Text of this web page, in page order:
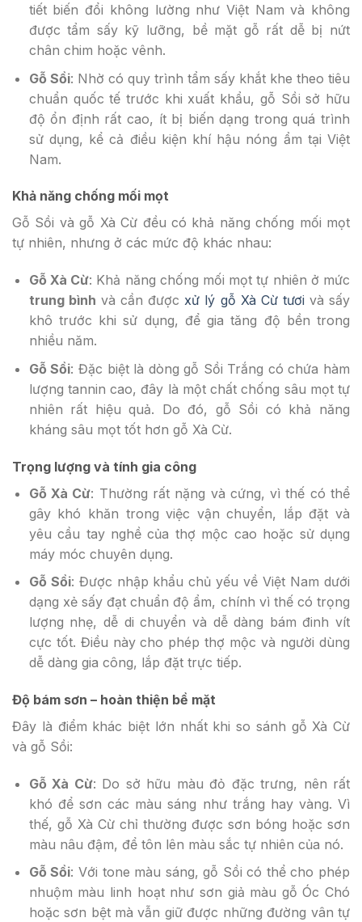
tiết biến đổi không lường như Việt Nam và không
được tẩm sấy kỹ lưỡng, bề mặt gỗ rất dễ bị nứt
chân chim hoặc vênh.
Gỗ Sồi: Nhờ có quy trình tẩm sấy khắt khe theo tiêu
chuẩn quốc tế trước khi xuất khẩu, gỗ Sồi sở hữu
độ ổn định rất cao, ít bị biến dạng trong quá trình
sử dụng, kể cả điều kiện khí hậu nóng ẩm tại Việt
Nam.
Khả năng chống mối mọt
Gỗ Sồi và gỗ Xà Cừ đều có khả năng chống mối mọt
tự nhiên, nhưng ở các mức độ khác nhau:
Gỗ Xà Cừ: Khả năng chống mối mọt tự nhiên ở mức
trung bình và cần đượcxử lý gỗ Xà Cừ tươi và sấy
khô trước khi sử dụng, để gia tăng độ bền trong
nhiều năm.
Gỗ Sồi: Đặc biệt là dòng gỗ Sồi Trắng có chứa hàm
lượng tannin cao, đây là một chất chống sâu mọt tự
nhiên rất hiệu quả. Do đó, gỗ Sồi có khả năng
kháng sâu mọt tốt hơn gỗ Xà Cừ.
Trọng lượng và tính gia công
Gỗ Xà Cừ: Thường rất nặng và cứng, vì thế có thể
gây khó khăn trong việc vận chuyển, lắp đặt và
yêu cầu tay nghề của thợ mộc cao hoặc sử dụng
máy móc chuyên dụng.
Gỗ Sồi: Được nhập khẩu chủ yếu về Việt Nam dưới
dạng xẻ sấy đạt chuẩn độ ẩm, chính vì thế có trọng
lượng nhẹ, dễ di chuyển và dễ dàng bám đinh vít
cực tốt. Điều này cho phép thợ mộc và người dùng
dễ dàng gia công, lắp đặt trực tiếp.
Độ bám sơn – hoàn thiện bề mặt
Đây là điểm khác biệt lớn nhất khi so sánh gỗ Xà Cừ
và gỗ Sồi:
Gỗ Xà Cừ: Do sở hữu màu đỏ đặc trưng, nên rất
khó để sơn các màu sáng như trắng hay vàng. Vì
thế, gỗ Xà Cừ chỉ thường được sơn bóng hoặc sơn
màu nâu đậm, để tôn lên màu sắc tự nhiên của nó.
Gỗ Sồi: Với tone màu sáng, gỗ Sồi có thể cho phép
nhuộm màu linh hoạt như sơn giả màu gỗ Óc Chó
hoặc sơn bệt mà vẫn giữ được những đường vân tự